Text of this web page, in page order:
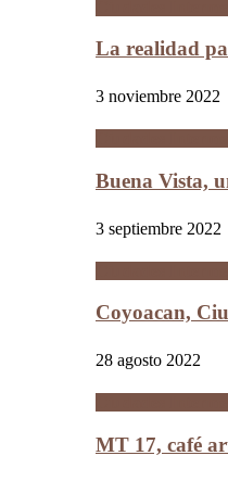
La realidad
3 noviembre 2022
Buena Vista,
3 septiembre 2022
Coyoacan,
28 agosto 2022
MT 17, café